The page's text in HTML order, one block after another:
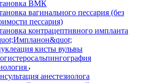
ВМК
вагинального пессария (без
пессария)
контрацептивного импланта
кисты вульвы
анестезиолога